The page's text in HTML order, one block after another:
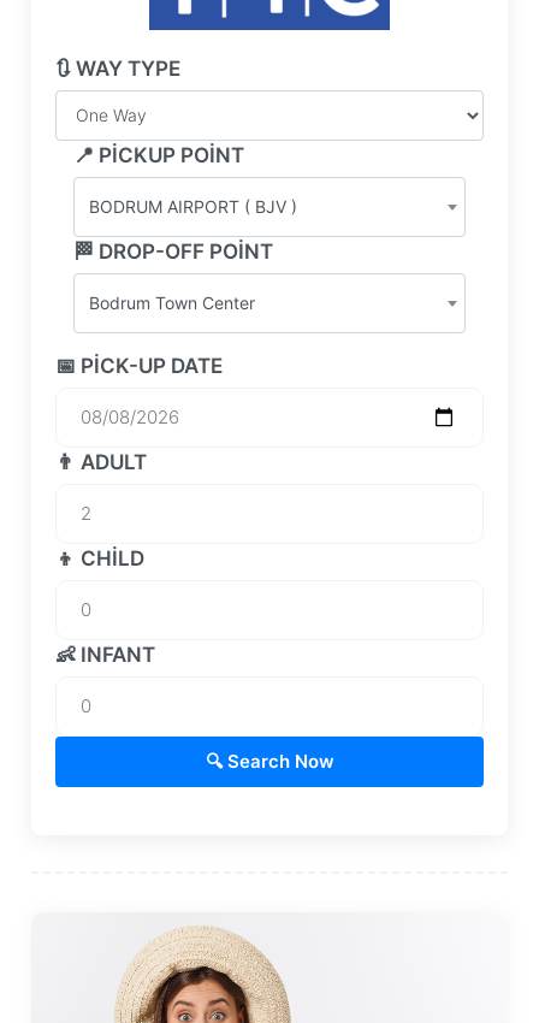
🔃 WAY TYPE
📍 PICKUP POINT
BODRUM AIRPORT ( BJV )
🏁 DROP-OFF POINT
Bodrum Town Center
📅 PICK-UP DATE
👨 ADULT
👦 CHILD
👶 INFANT
🔍 Search Now